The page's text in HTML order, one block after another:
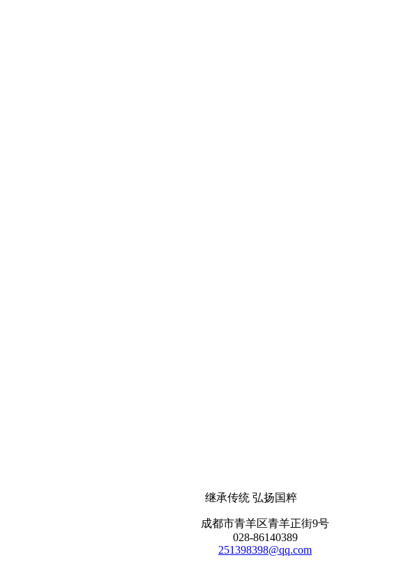
继承传统 弘扬国粹
成都市青羊区青羊正街9号
028-86140389
251398398@qq.com